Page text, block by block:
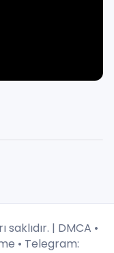
| DMCA •
• Telegram: